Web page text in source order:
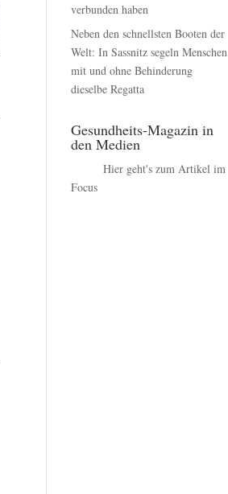
verbunden haben
Neben den schnellsten Booten der
Welt: In Sassnitz segeln Menschen
mit und ohne Behinderung
dieselbe Regatta
Gesundheits-Magazin in
den Medien
Hier geht's zum Artikel im
Focus